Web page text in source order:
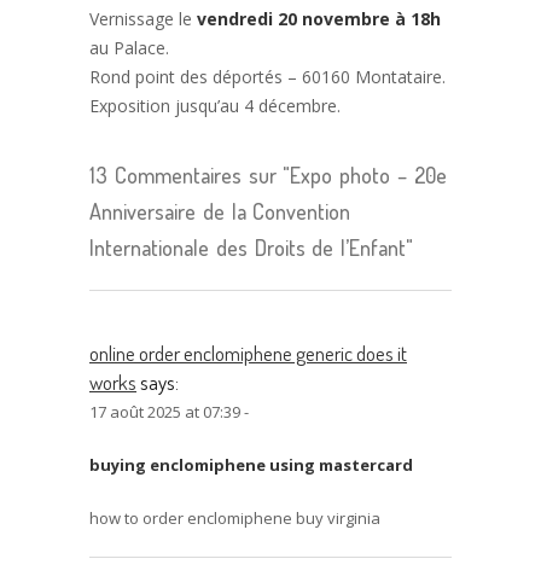
Vernissage le vendredi 20 novembre à 18h
au Palace.
Rond point des déportés – 60160 Montataire.
Exposition jusqu’au 4 décembre.
13 Commentaires sur "Expo photo – 20e
Anniversaire de la Convention
Internationale des Droits de l’Enfant"
online order enclomiphene generic does it
workssays:
17 août 2025 at 07:39 -
buying enclomiphene using mastercard
how to order enclomiphene buy virginia